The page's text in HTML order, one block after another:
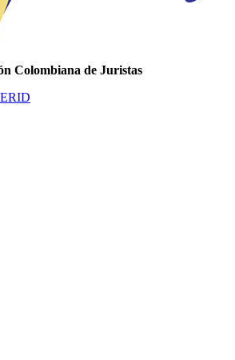
Colombiana de Juristas